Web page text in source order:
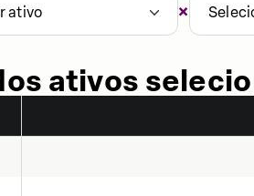
ativo ×
ativos